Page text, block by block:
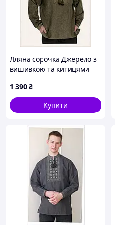
Лляна сорочка Джерело з
вишивкою та китицями
1 390 ₴
Купити